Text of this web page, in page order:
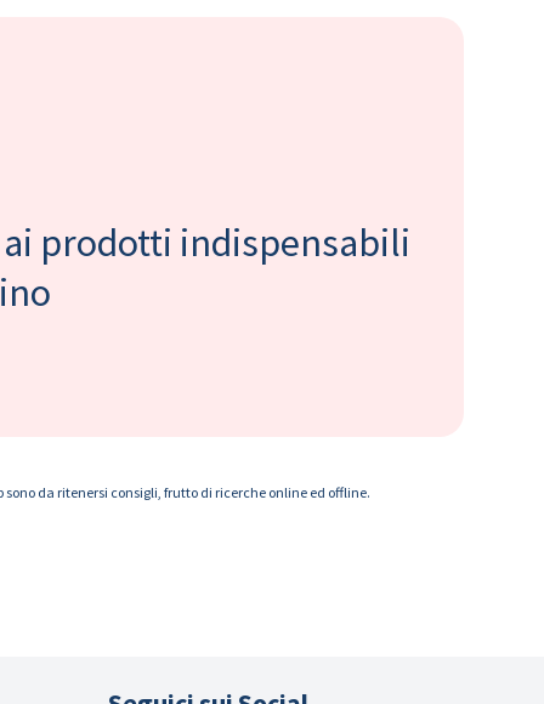
prodotti indispensabili
da ritenersi consigli, frutto di ricerche online ed offline.